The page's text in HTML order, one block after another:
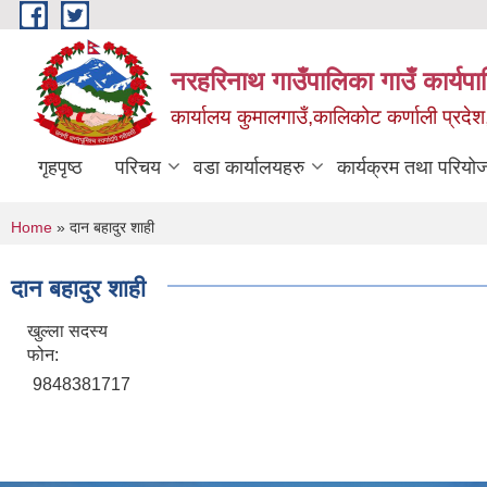
Skip to main content
नरहरिनाथ गाउँपालिका गाउँ
कार्यालय कुमालगाउँ,कालिकोट कर्णाली
गृहपृष्ठ परिचय वडा कार्यालयहरु कार्यक्रम तथा
You are here
Home » दान बहादुर शाही
दान बहादुर शाही
खुल्ला सदस्य
फोन:
9848381717